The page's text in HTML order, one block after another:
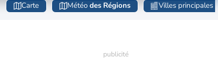
Carte Météo des Régions Villes principales